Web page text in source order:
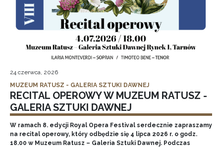
24 czerwca, 2026
MUZEUM RATUSZ - GALERIA SZTUKI DAWNEJ
RECITAL OPEROWY W MUZEUM RATUSZ -
GALERIA SZTUKI DAWNEJ
W ramach 8. edycji Royal Opera Festival serdecznie zapraszamy
na recital operowy, który odbędzie się 4 lipca 2026 r. o godz.
18.00 w Muzeum Ratusz – Galeria Sztuki Dawnej. Podczas